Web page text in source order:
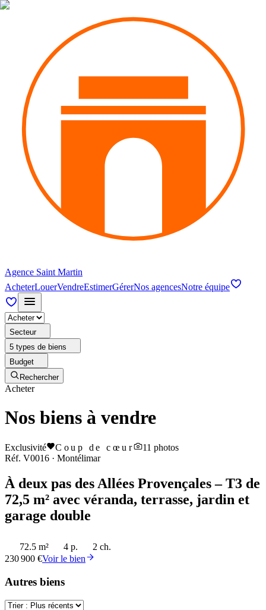
Agence Saint Martin
AcheterLouerVendreEstimerGérerNos agencesNotre équipe
Secteur
5 types de biens
Budget
Rechercher
Acheter
Nos biens à vendre
Exclusivité Coup de cœur 11 photos
Réf. V0016 · Montélimar
À deux pas des Allées Provençales – T3 de
72,5 m² avec véranda, terrasse, jardin et
garage double
72.5 m² 4 p.
2 ch.
230 900 €Voir le bien
Autres biens